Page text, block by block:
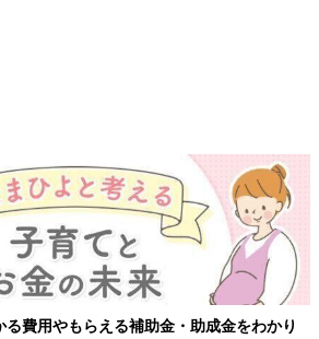
費用やもらえる補助金・助成金をわかり